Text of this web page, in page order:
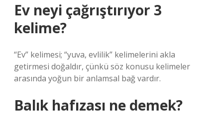
Ev neyi çağrıştırıyor 3
kelime?
“Ev” kelimesi; “yuva, evlilik” kelimelerini akla
getirmesi doğaldır, çünkü söz konusu kelimeler
arasında yoğun bir anlamsal bağ vardır.
Balık hafızası ne demek?